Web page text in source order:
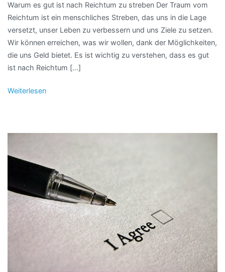
Warum es gut ist nach Reichtum zu streben Der Traum vom
Reichtum ist ein menschliches Streben, das uns in die Lage
versetzt, unser Leben zu verbessern und uns Ziele zu setzen.
Wir können erreichen, was wir wollen, dank der Möglichkeiten,
die uns Geld bietet. Es ist wichtig zu verstehen, dass es gut
ist nach Reichtum […]
Weiterlesen